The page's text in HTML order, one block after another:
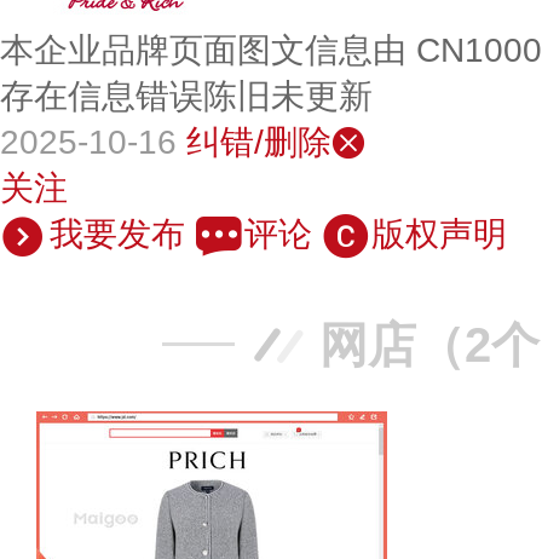
本企业品牌页面图文信息由
存在信息错误陈旧未更新
2025-10-16 纠错/删除
关注
我要发布
评论 版权声明
网店（2